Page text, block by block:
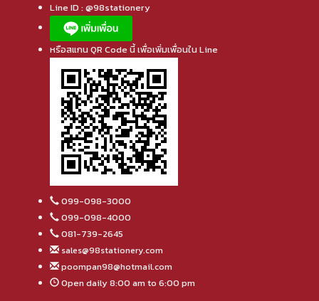
Line ID : @98stationery
หรือสแกน QR Code นี้ เพื่อเพิ่มเพื่อนใน Line
099-098-3000
099-098-4000
081-739-2645
sales@98stationery.com
poompan98@hotmail.com
Open daily 8:00 am to 6:00 pm